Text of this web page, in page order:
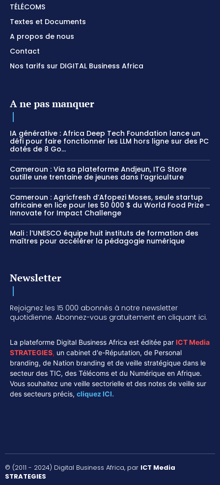
TÉLÉCOMS
Textes et Documents
A propos de nous
Contact
Nos tarifs sur DIGITAL Business Africa
A ne pas manquer
IA générative : Africa Deep Tech Foundation lance un
défi pour faire fonctionner les LLM hors ligne sur des PC
dotés de 8 Go...
Cameroun : Via sa plateforme Andjeun, ITG Store
outille une trentaine de jeunes dans l’agriculture
Cameroun : Agricfresh d’Afopezi Moses, seule startup
africaine en lice pour les 50 000 $ du World Food Prize –
Innovate for Impact Challenge
Mali : l’UNESCO équipe huit instituts de formation des
maîtres pour accélérer la pédagogie numérique
Newsletter
Rejoignez les 15 000 abonnés à notre newsletter
quotidienne. Abonnez-vous gratuitement en cliquant ici.
La plateforme Digital Business Africa est éditée par ICT Media
STRATEGIES, un cabinet d'e-Réputation, de Personal
branding, de Nation branding et de veille stratégique dans le
secteur des TIC, des Télécoms et du Numérique en Afrique.
Vous souhaitez une veille sectorielle et des notes de veille sur
des secteurs précis, cliquez ICI.
© (2011 - 2024) Digital Business Africa, par ICT Media
STRATEGIES